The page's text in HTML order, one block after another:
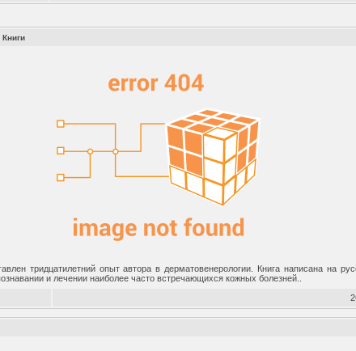
Книги
тридцатилетний опыт автора в дерматовенерологии. Книга написана на
и лечении наиболее часто встречающихся кожных болезней..